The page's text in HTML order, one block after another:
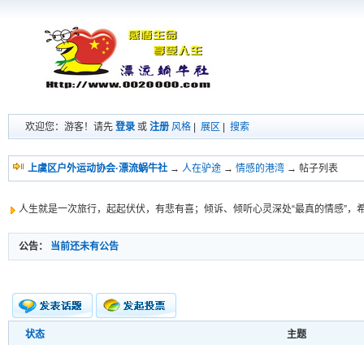
欢迎您：游客！请先 登录 或 注册 风格 展区 搜索
上虞区户外运动协会·漂流蜗牛社 → 人在驴途 → 情感的港湾 → 帖子列表
人生就是一次旅行，起起伏伏，有悲有喜；倾诉、倾听心灵深处“最真的情感”
公告： 当前还未有公告
新的主题
状态 主题